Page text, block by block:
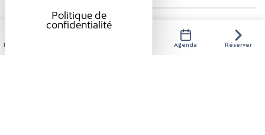
TARIFS / OUVERTURE
Hébergements Agenda Réserver
Politique de
confidentialité